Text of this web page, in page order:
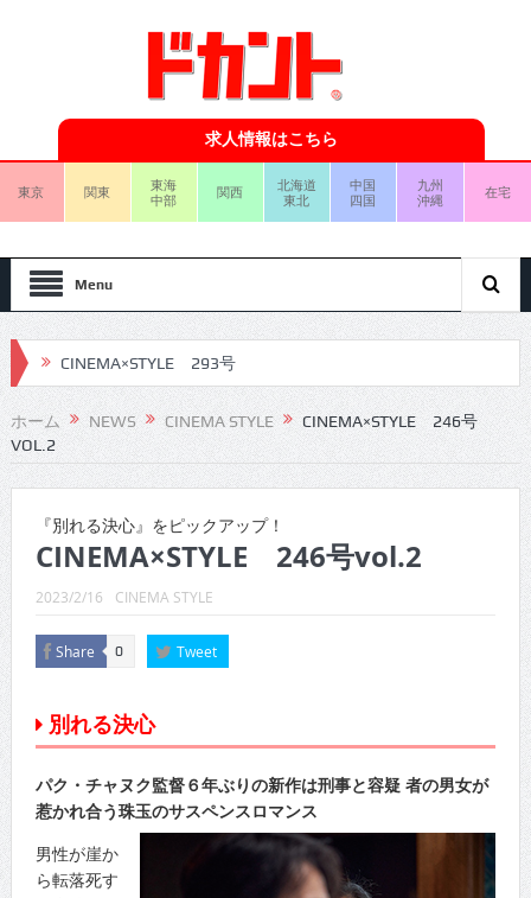
求人情報はこちら
東京 関東
東海
中部
関西
北海道
東北
中国
四国
九州
沖縄
在宅
Menu
CINEMA×STYLE 293号
CINEMA×STYLE 292号
CINEMA×STYLE 291号
CINEMA×STYLE 289号
CINEMA×STYLE 288号
CINEMA×STYLE 287号
CINEMA×STYLE 285号
ホーム NEWS CINEMA STYLE
CINEMA×STYLE 246号
VOL.2
『別れる決心』をピックアップ！
CINEMA×STYLE 246号vol.2
2023/2/16 CINEMA STYLE
Share 0 Tweet
別れる決心
パク・チャヌク監督６年ぶりの新作は刑事と容疑 者の男女が
惹かれ合う珠玉のサスペンスロマンス
男性が崖か
ら転落死す